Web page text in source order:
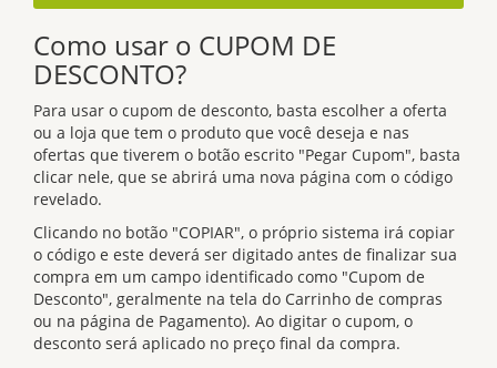
Como usar o CUPOM DE
DESCONTO?
Para usar o cupom de desconto, basta escolher a oferta
ou a loja que tem o produto que você deseja e nas
ofertas que tiverem o botão escrito "Pegar Cupom", basta
clicar nele, que se abrirá uma nova página com o código
revelado.
Clicando no botão "COPIAR", o próprio sistema irá copiar
o código e este deverá ser digitado antes de finalizar sua
compra em um campo identificado como "Cupom de
Desconto", geralmente na tela do Carrinho de compras
ou na página de Pagamento). Ao digitar o cupom, o
desconto será aplicado no preço final da compra.